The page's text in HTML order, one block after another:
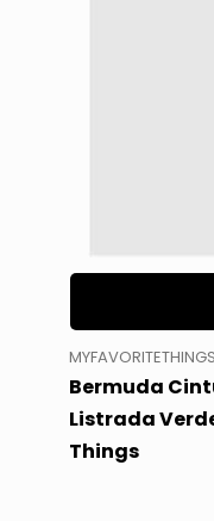
MYFAVORITETHINGS
Bermuda
Listrada
Things